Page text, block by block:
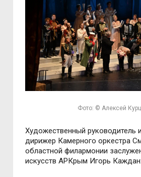
Фото: © Алексей
Художественный руководитель
дирижер Камерного оркестра
областной филармонии
искусств АРКрым Игорь Каждан: